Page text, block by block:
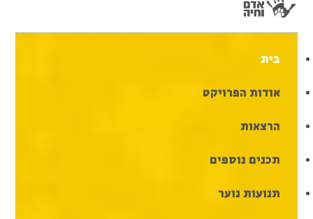
בית
אודות הפרויקט
הרצאות
תכנים נוספים
תנועות נוער